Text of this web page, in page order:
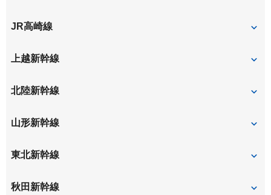
大宮
JR高崎線
大宮
上越新幹線
大宮
北陸新幹線
大宮
山形新幹線
大宮
東北新幹線
大宮
秋田新幹線